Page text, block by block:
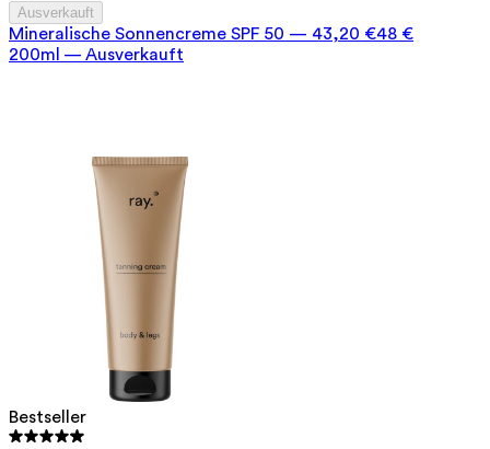
Ausverkauft
Mineralische Sonnencreme SPF 50 — 43,20 €48 €
200ml — Ausverkauft
Bestseller